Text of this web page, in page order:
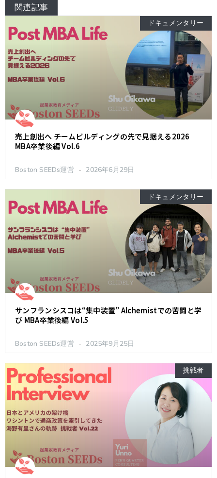
関連記事
ドキュメンタリー
売上創出へ チームビルディングの先で見据える2026
MBA卒業後編 Vol.6
Boston SEEDs運営 2026年6月29日
ドキュメンタリー
サンフランシスコは“集中装置” Alchemistでの苦闘と学
び MBA卒業後編 Vol.5
Boston SEEDs運営 2025年9月25日
挑戦者